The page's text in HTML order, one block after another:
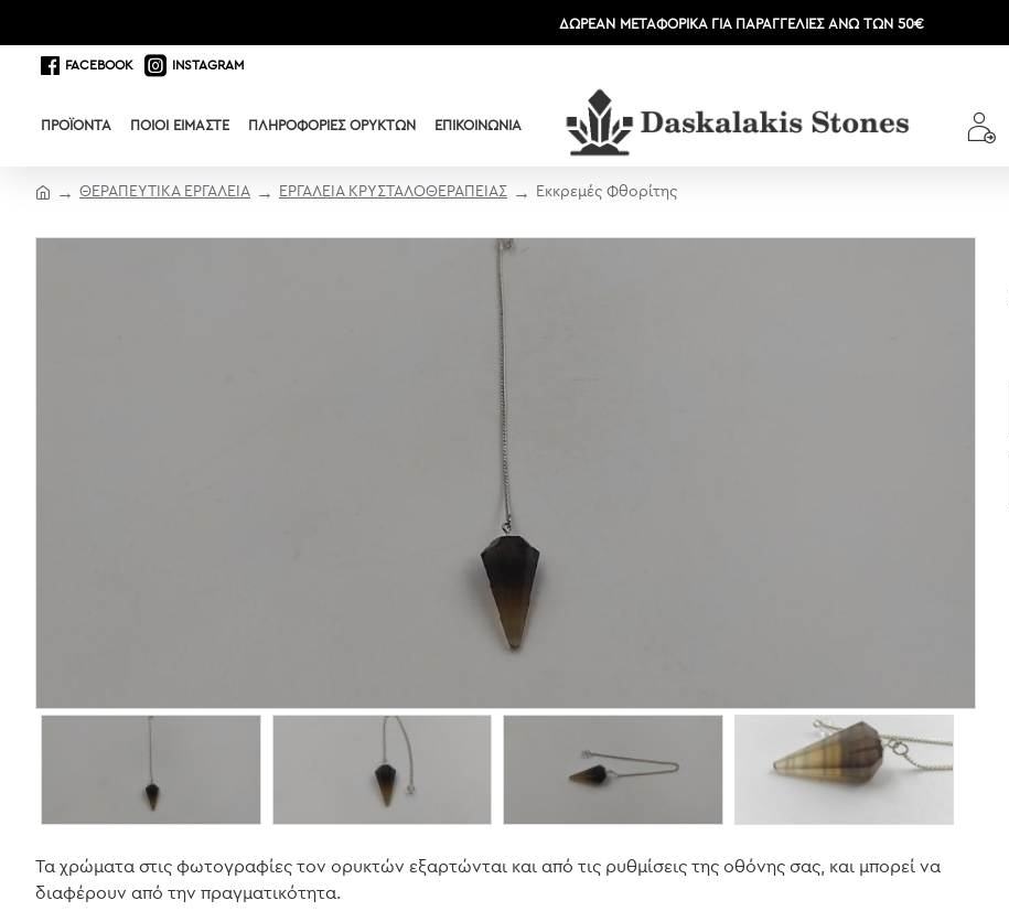
ΔΩΡΕΆΝ ΜΕΤΑΦΟΡΙΚΆ ΓΙΑ ΠΑΡΑΓΓΕΛΊΕΣ ΆΝΩ ΤΩΝ 50€
FACEBOOK INSTAGRAM
ΠΡΟΪΌΝΤΑ ΠΟΙΟΊ ΕΊΜΑΣΤΕ ΠΛΗΡΟΦΟΡΊΕΣ ΟΡΥΚΤΏΝ ΕΠΙΚΟΙΝΩΝΊΑ
ΘΕΡΑΠΕΥΤΙΚΑ ΕΡΓΑΛΕΙΑ ΕΡΓΑΛΕΙΑ ΚΡΥΣΤΑΛΟΘΕΡΑΠΕΙΑΣ Εκκρεμές Φθορίτης
Τα χρώματα στις φωτογραφίες τον ορυκτών εξαρτώνται και από τις ρυθμίσεις της οθόνης σας, και μπορεί να
διαφέρουν από την πραγματικότητα.